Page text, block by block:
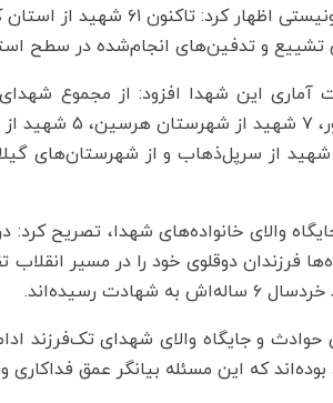
تحمیلی با رژیم
تشییع و تدفین‌های انجام‌شده در سطح
از اسلام‌آباد غرب، ۲ شهید از سرپل‌ذهاب و از
والای خانواده‌های شهدا، تصریح
فرزندان دوقلوی خود را در مسیر
رسیده‌اند.
حوادث و جایگاه والای شهدای تک‌فرزند
که این مسئله بیانگر عمق فداکاری